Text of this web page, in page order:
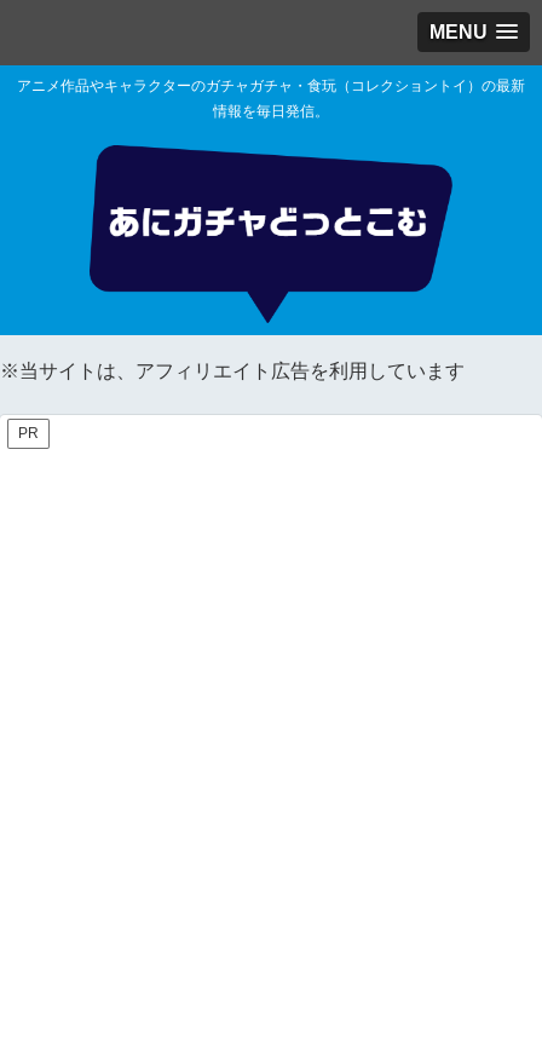
MENU
アニメ作品やキャラクターのガチャガチャ・食玩（コレクショントイ）の最新
情報を毎日発信。
※当サイトは、アフィリエイト広告を利用しています
PR